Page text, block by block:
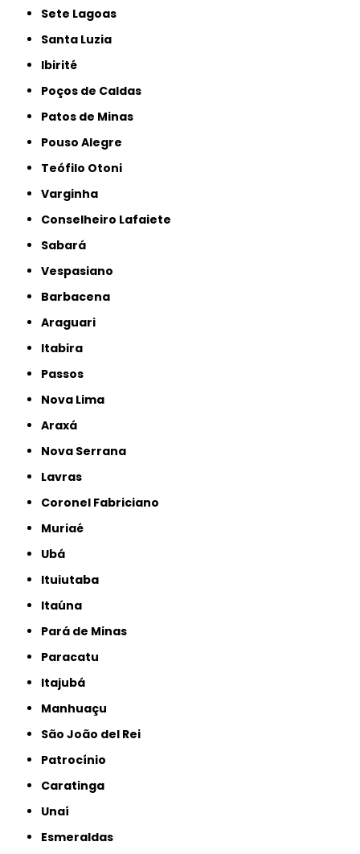
Sete Lagoas
Santa Luzia
Ibirité
Poços de Caldas
Patos de Minas
Pouso Alegre
Teófilo Otoni
Varginha
Conselheiro Lafaiete
Sabará
Vespasiano
Barbacena
Araguari
Itabira
Passos
Nova Lima
Araxá
Nova Serrana
Lavras
Coronel Fabriciano
Muriaé
Ubá
Ituiutaba
Itaúna
Pará de Minas
Paracatu
Itajubá
Manhuaçu
São João del Rei
Patrocínio
Caratinga
Unaí
Esmeraldas